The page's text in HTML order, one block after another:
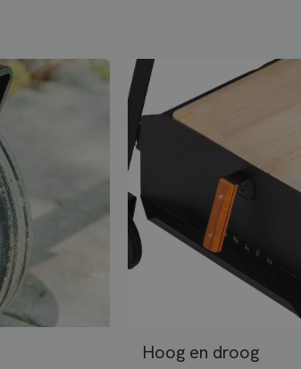
Hoog en droog